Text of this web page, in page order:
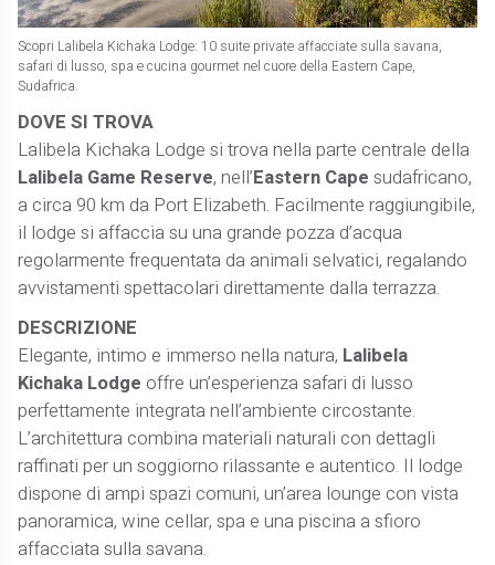
Scopri Lalibela Kichaka Lodge: 10 suite private affacciate sulla savana,
safari di lusso, spa e cucina gourmet nel cuore della Eastern Cape,
Sudafrica.
DOVE SI TROVA
Lalibela Kichaka Lodge si trova nella parte centrale della
Lalibela Game Reserve, nell’Eastern Cape sudafricano,
a circa 90 km da Port Elizabeth. Facilmente raggiungibile,
il lodge si affaccia su una grande pozza d’acqua
regolarmente frequentata da animali selvatici, regalando
avvistamenti spettacolari direttamente dalla terrazza.
DESCRIZIONE
Elegante, intimo e immerso nella natura, Lalibela
Kichaka Lodge offre un’esperienza safari di lusso
perfettamente integrata nell’ambiente circostante.
L’architettura combina materiali naturali con dettagli
raffinati per un soggiorno rilassante e autentico. Il lodge
dispone di ampi spazi comuni, un’area lounge con vista
panoramica, wine cellar, spa e una piscina a sfioro
affacciata sulla savana.